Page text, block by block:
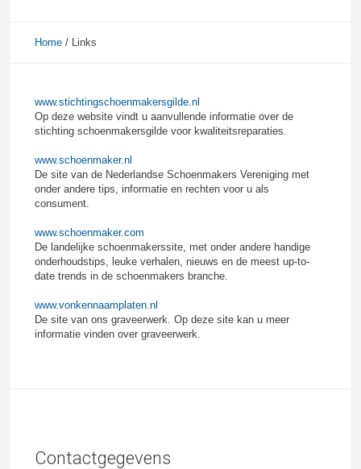
Home / Links
www.stichtingschoenmakersgilde.nl
Op deze website vindt u aanvullende informatie over de
stichting schoenmakersgilde voor kwaliteitsreparaties.
www.schoenmaker.nl
De site van de Nederlandse Schoenmakers Vereniging met
onder andere tips, informatie en rechten voor u als
consument.
www.schoenmaker.com
De landelijke schoenmakerssite, met onder andere handige
onderhoudstips, leuke verhalen, nieuws en de meest up-to-
date trends in de schoenmakers branche.
www.vonkennaamplaten.nl
De site van ons graveerwerk. Op deze site kan u meer
informatie vinden over graveerwerk.
Contactgegevens